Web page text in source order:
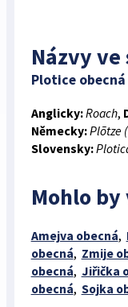
Názvy ve
Plotice obecná
Anglicky:Roach,
Německy:Plõtze
Slovensky:
Mohlo
Amejva obecná,
obecná, Zmije
obecná, Jiřička
obecná, Sojka